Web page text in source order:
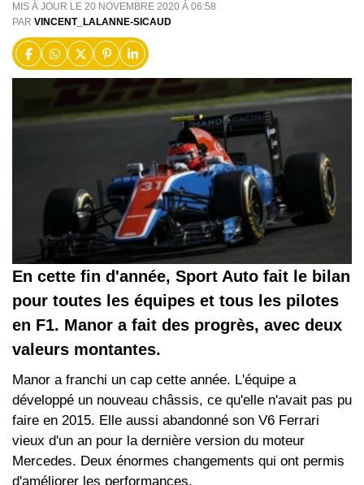
MIS À JOUR LE 20 NOVEMBRE 2020 À 06:58
PAR VINCENT_LALANNE-SICAUD
En cette fin d'année, Sport Auto fait le bilan
pour toutes les équipes et tous les pilotes
en F1. Manor a fait des progrès, avec deux
valeurs montantes.
Manor a franchi un cap cette année. L'équipe a
développé un nouveau châssis, ce qu'elle n'avait pas pu
faire en 2015. Elle aussi abandonné son V6 Ferrari
vieux d'un an pour la dernière version du moteur
Mercedes. Deux énormes changements qui ont permis
d'améliorer les performances.